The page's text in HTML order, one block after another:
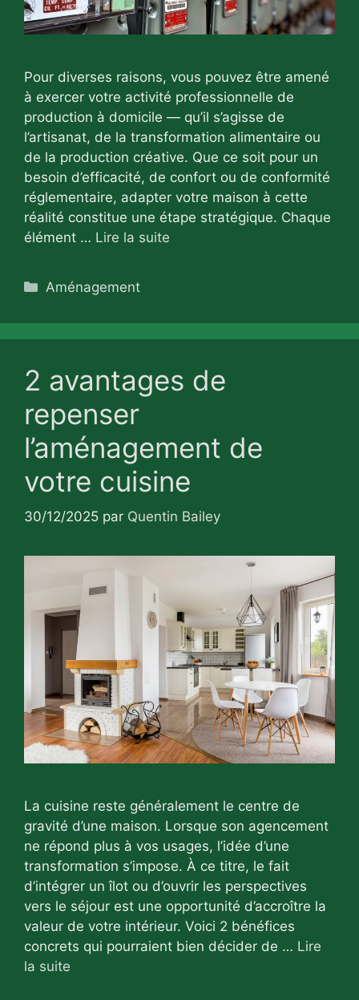
Pour diverses raisons, vous pouvez être amené
à exercer votre activité professionnelle de
production à domicile — qu’il s’agisse de
l’artisanat, de la transformation alimentaire ou
de la production créative. Que ce soit pour un
besoin d’efficacité, de confort ou de conformité
réglementaire, adapter votre maison à cette
réalité constitue une étape stratégique. Chaque
élément … Lire la suite
Catégories
Aménagement
2 avantages de
repenser
l’aménagement de
votre cuisine
30/12/2025 par Quentin Bailey
La cuisine reste généralement le centre de
gravité d’une maison. Lorsque son agencement
ne répond plus à vos usages, l’idée d’une
transformation s’impose. À ce titre, le fait
d’intégrer un îlot ou d’ouvrir les perspectives
vers le séjour est une opportunité d’accroître la
valeur de votre intérieur. Voici 2 bénéfices
concrets qui pourraient bien décider de … Lire
la suite